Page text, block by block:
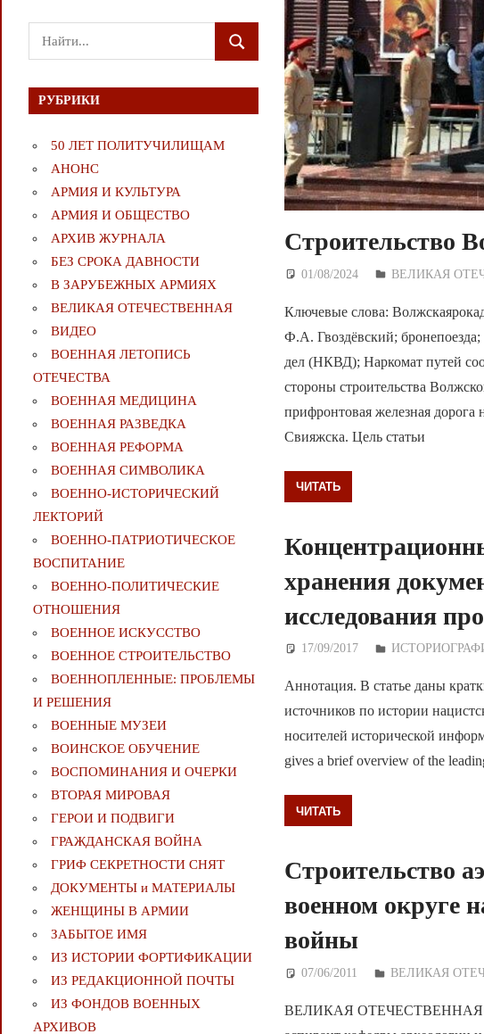
Строительство
01/08/2024 Дежурный по
ВЕЛИКАЯ
Ключевые слова:
Ф.А. Гвоздёвский;
дел (НКВД); Наркомат путей
стороны строительства
прифронтовая железная
Свияжска. Цель статьи
ЧИТАТЬ
хранения
исследования
17/09/2017 Дежурный по
Аннотация. В статье даны
источников по истории
носителей исторической
gives a brief overview of the
ЧИТАТЬ
Строительство
военном округе
войны
07/06/2011 Дежурный по
ВЕЛИКАЯ
ВЕЛИКАЯ ОТЕЧЕСТВЕННАЯ
Поиск
для:
ПОИСК
РУБРИКИ
50 ЛЕТ ПОЛИТУЧИЛИЩАМ
АНОНС
АРМИЯ И КУЛЬТУРА
АРМИЯ И ОБЩЕСТВО
АРХИВ ЖУРНАЛА
БЕЗ СРОКА ДАВНОСТИ
В ЗАРУБЕЖНЫХ АРМИЯХ
ВЕЛИКАЯ ОТЕЧЕСТВЕННАЯ
ВИДЕО
ВОЕННАЯ ЛЕТОПИСЬ
ОТЕЧЕСТВА
ВОЕННАЯ МЕДИЦИНА
ВОЕННАЯ РАЗВЕДКА
ВОЕННАЯ РЕФОРМА
ВОЕННАЯ СИМВОЛИКА
ВОЕННО-ИСТОРИЧЕСКИЙ
ЛЕКТОРИЙ
ВОЕННО-ПАТРИОТИЧЕСКОЕ
ВОСПИТАНИЕ
ВОЕННО-ПОЛИТИЧЕСКИE
ОТНОШЕНИЯ
ВОЕННОЕ ИСКУССТВО
ВОЕННОЕ СТРОИТЕЛЬСТВО
ВОЕННОПЛЕННЫЕ: ПРОБЛЕМЫ
И РЕШЕНИЯ
ВОЕННЫЕ МУЗЕИ
ВОИНСКОЕ ОБУЧЕНИЕ
ВОСПОМИНАНИЯ И ОЧЕРКИ
ВТОРАЯ МИРОВАЯ
ГЕРОИ И ПОДВИГИ
ГРАЖДАНСКАЯ ВОЙНА
ГРИФ СЕКРЕТНОСТИ СНЯТ
ДОКУМЕНТЫ и МАТЕРИАЛЫ
ЖЕНЩИНЫ В АРМИИ
ЗАБЫТОЕ ИМЯ
ИЗ ИСТОРИИ ФОРТИФИКАЦИИ
ИЗ РЕДАКЦИОННОЙ ПОЧТЫ
ИЗ ФОНДОВ ВОЕННЫХ
АРХИВОВ